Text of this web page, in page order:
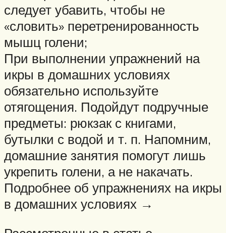
следует убавить, чтобы не
«словить» перетренированность
мышц голени;
При выполнении упражнений на
икры в домашних условиях
обязательно используйте
отягощения. Подойдут подручные
предметы: рюкзак с книгами,
бутылки с водой и т. п. Напомним,
домашние занятия помогут лишь
укрепить голени, а не накачать.
Подробнее об упражнениях на икры
в домашних условиях →